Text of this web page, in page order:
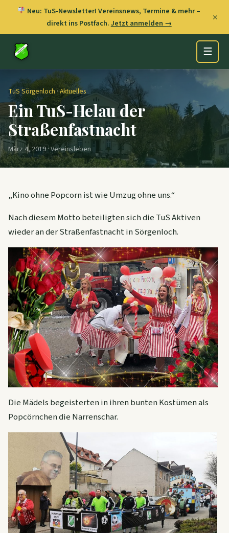
Neu: TuS-Newsletter! Vereinsnews, Termine & mehr –
direkt ins Postfach.Jetzt anmelden →
✕
☰
TuS Sörgenloch ·Aktuelles
Ein TuS-Helau der
Straßenfastnacht
März 4, 2019 · Vereinsleben
„Kino ohne Popcorn ist wie Umzug ohne uns.“
Nach diesem Motto beteiligten sich die TuS Aktiven
wieder an der Straßenfastnacht in Sörgenloch.
Die Mädels begeisterten in ihren bunten Kostümen als
Popcörnchen die Narrenschar.